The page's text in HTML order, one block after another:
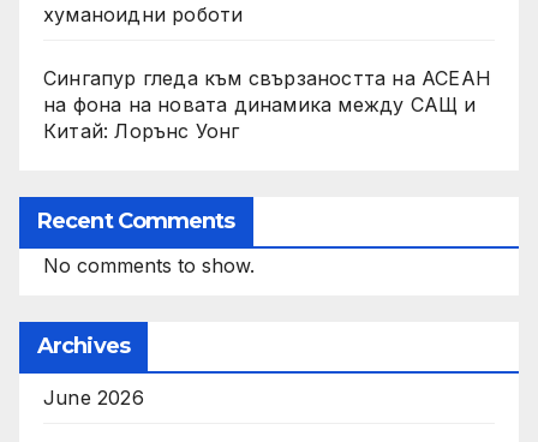
хуманоидни роботи
Сингапур гледа към свързаността на АСЕАН
на фона на новата динамика между САЩ и
Китай: Лорънс Уонг
Recent Comments
No comments to show.
Archives
June 2026